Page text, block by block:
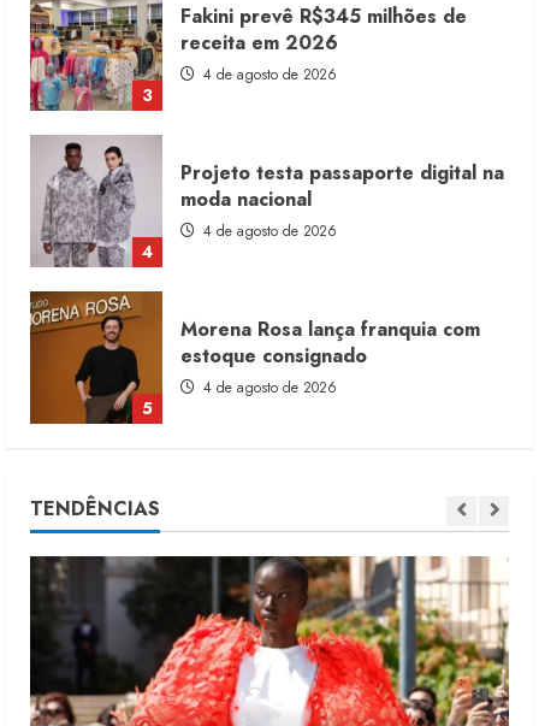
3
Fakini prevê R$345 milhões de
receita em 2026
4 de agosto de 2026
4
Projeto testa passaporte digital na
moda nacional
4 de agosto de 2026
5
Morena Rosa lança franquia com
estoque consignado
4 de agosto de 2026
1
Renata Caixeta assume Movimento
Sou de Algodão
5 de agosto de 2026
TENDÊNCIAS